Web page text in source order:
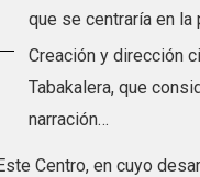
que se centraría en
Creación y dirección
Tabakalera, que
narración…
Centro, en cuyo